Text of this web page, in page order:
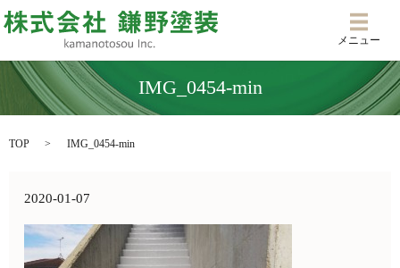
メニ
メニュー
IMG_0454-min
TOP IMG_0454-min
2020-01-07